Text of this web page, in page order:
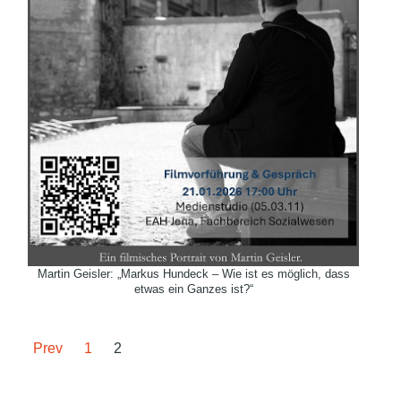
Martin Geisler: „Markus Hundeck – Wie ist es möglich, dass
etwas ein Ganzes ist?“
Prev 1 2